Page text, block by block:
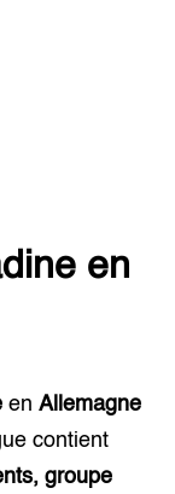
en
en Allemagne
contient
groupe